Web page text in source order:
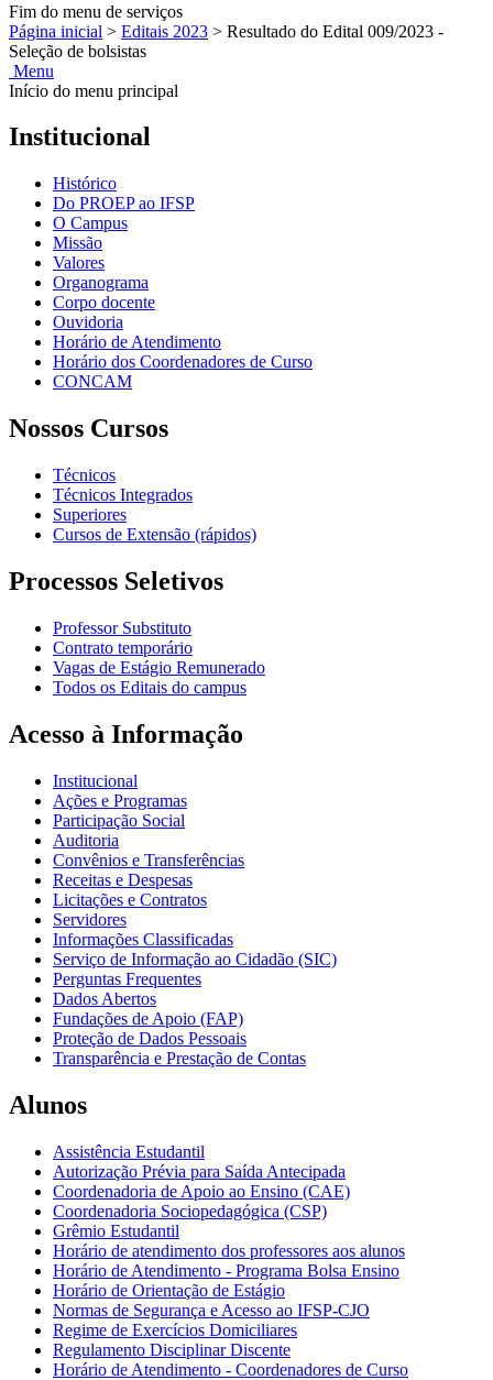
Fim do menu de serviços
Página inicial > Editais 2023 > Resultado do Edital 009/2023 -
Seleção de bolsistas
Menu
Início do menu principal
Institucional
Histórico
Do PROEP ao IFSP
O Campus
Missão
Valores
Organograma
Corpo docente
Ouvidoria
Horário de Atendimento
Horário dos Coordenadores de Curso
CONCAM
Nossos Cursos
Técnicos
Técnicos Integrados
Superiores
Cursos de Extensão (rápidos)
Processos Seletivos
Professor Substituto
Contrato temporário
Vagas de Estágio Remunerado
Todos os Editais do campus
Acesso à Informação
Institucional
Ações e Programas
Participação Social
Auditoria
Convênios e Transferências
Receitas e Despesas
Licitações e Contratos
Servidores
Informações Classificadas
Serviço de Informação ao Cidadão (SIC)
Perguntas Frequentes
Dados Abertos
Fundações de Apoio (FAP)
Proteção de Dados Pessoais
Transparência e Prestação de Contas
Alunos
Assistência Estudantil
Autorização Prévia para Saída Antecipada
Coordenadoria de Apoio ao Ensino (CAE)
Coordenadoria Sociopedagógica (CSP)
Grêmio Estudantil
Horário de atendimento dos professores aos alunos
Horário de Atendimento - Programa Bolsa Ensino
Horário de Orientação de Estágio
Normas de Segurança e Acesso ao IFSP-CJO
Regime de Exercícios Domiciliares
Regulamento Disciplinar Discente
Horário de Atendimento - Coordenadores de Curso